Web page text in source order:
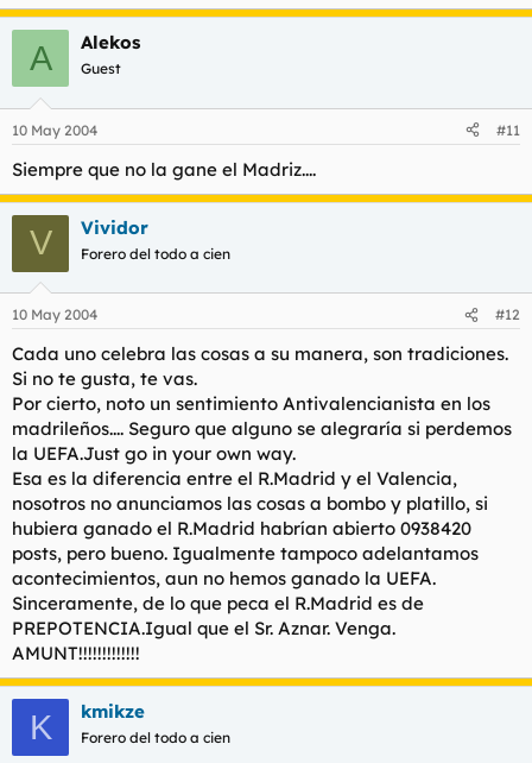
A Alekos
Guest
10 May 2004 #11
Siempre que no la gane el Madriz....
V Vividor
Forero del todo a cien
10 May 2004 #12
Cada uno celebra las cosas a su manera, son tradiciones.
Si no te gusta, te vas.
Por cierto, noto un sentimiento Antivalencianista en los
madrileños.... Seguro que alguno se alegraría si perdemos
la UEFA.Just go in your own way.
Esa es la diferencia entre el R.Madrid y el Valencia,
nosotros no anunciamos las cosas a bombo y platillo, si
hubiera ganado el R.Madrid habrían abierto 0938420
posts, pero bueno. Igualmente tampoco adelantamos
acontecimientos, aun no hemos ganado la UEFA.
Sinceramente, de lo que peca el R.Madrid es de
PREPOTENCIA.Igual que el Sr. Aznar. Venga.
AMUNT!!!!!!!!!!!!!
K kmikze
Forero del todo a cien